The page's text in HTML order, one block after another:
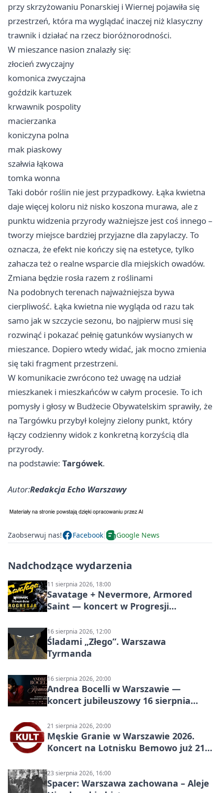
przy skrzyżowaniu Ponarskiej i Wiernej pojawiła się
przestrzeń, która ma wyglądać inaczej niż klasyczny
trawnik i działać na rzecz bioróżnorodności.
W mieszance nasion znalazły się:
złocień zwyczajny
komonica zwyczajna
goździk kartuzek
krwawnik pospolity
macierzanka
koniczyna polna
mak piaskowy
szałwia łąkowa
tomka wonna
Taki dobór roślin nie jest przypadkowy. Łąka kwietna
daje więcej koloru niż nisko koszona murawa, ale z
punktu widzenia przyrody ważniejsze jest coś innego –
tworzy miejsce bardziej przyjazne dla zapylaczy. To
oznacza, że efekt nie kończy się na estetyce, tylko
zahacza też o realne wsparcie dla miejskich owadów.
Zmiana będzie rosła razem z roślinami
Na podobnych terenach najważniejsza bywa
cierpliwość. Łąka kwietna nie wygląda od razu tak
samo jak w szczycie sezonu, bo najpierw musi się
rozwinąć i pokazać pełnię gatunków wysianych w
mieszance. Dopiero wtedy widać, jak mocno zmienia
się taki fragment przestrzeni.
W komunikacie zwrócono też uwagę na udział
mieszkanek i mieszkańców w całym procesie. To ich
pomysły i głosy w Budżecie Obywatelskim sprawiły, że
na Targówku przybył kolejny zielony punkt, który
łączy codzienny widok z konkretną korzyścią dla
przyrody.
na podstawie: Targówek.
Autor:Redakcja Echo Warszawy
Zaobserwuj nas! Facebook Google News
Nadchodzące wydarzenia
11 sierpnia 2026, 18:00
Savatage + Nevermore, Armored
Saint — koncert w Progresji
16 sierpnia 2026, 12:00
Śladami „Złego”. Warszawa
Tyrmanda
16 sierpnia 2026, 20:00
Andrea Bocelli w Warszawie —
koncert jubileuszowy 16 sierpnia
21 sierpnia 2026, 20:00
Męskie Granie w Warszawie 2026.
Koncert na Lotnisku Bemowo już 21
23 sierpnia 2026, 16:00
Spacer: Warszawa zachowana – Aleje